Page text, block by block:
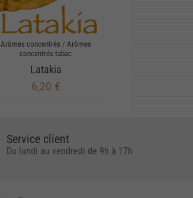
Arômes concentrés / Arômes
concentrés tabac
Latakia
6,20 €
Service client
Du lundi au vendredi de 9h à 17h